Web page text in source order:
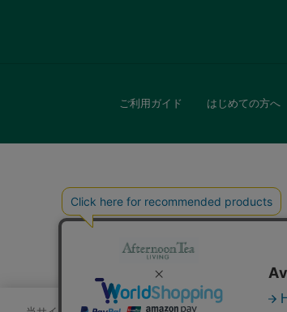
ご利用ガイド はじめての方へ